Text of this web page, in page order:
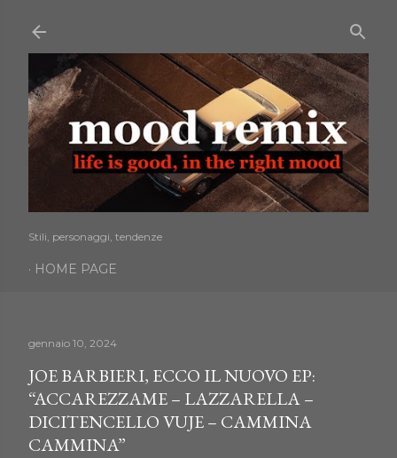
Stili, personaggi, tendenze
HOME PAGE
gennaio 10, 2024
JOE BARBIERI, ECCO IL NUOVO EP:
“ACCAREZZAME – LAZZARELLA –
DICITENCELLO VUJE – CAMMINA
CAMMINA”